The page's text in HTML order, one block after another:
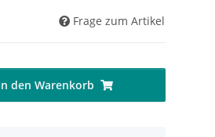
Frage zum Artikel
den Warenkorb